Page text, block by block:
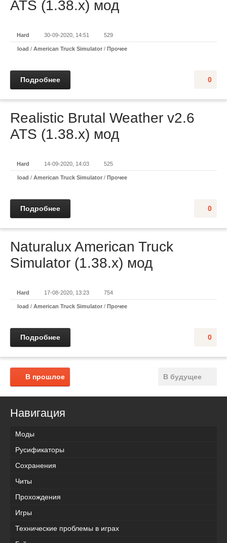
ATS (1.38.x) мод
Hard 30-09-2020, 14:51 529
load / American Truck Simulator / Прочее
0
Подробнее
Realistic Brutal Weather v2.6
ATS (1.38.x) мод
Hard 14-09-2020, 14:03 525
load / American Truck Simulator / Прочее
0
Подробнее
Naturalux American Truck
Simulator (1.38.x) мод
Hard 17-08-2020, 13:23 754
load / American Truck Simulator / Прочее
0
Подробнее
В будущее
В прошлое
Навигация
Моды
Русификаторы
Сохранения
Читы
Прохождения
Игры
Технические проблемы в играх